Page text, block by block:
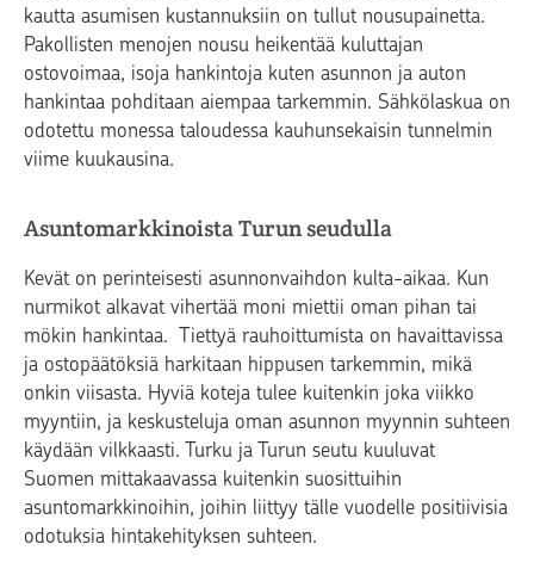
kautta asumisen kustannuksiin on tullut nousupainetta.
Pakollisten menojen nousu heikentää kuluttajan
ostovoimaa, isoja hankintoja kuten asunnon ja auton
hankintaa pohditaan aiempaa tarkemmin. Sähkölaskua on
odotettu monessa taloudessa kauhunsekaisin tunnelmin
viime kuukausina.
Asuntomarkkinoista Turun seudulla
Kevät on perinteisesti asunnonvaihdon kulta-aikaa. Kun
nurmikot alkavat vihertää moni miettii oman pihan tai
mökin hankintaa. Tiettyä rauhoittumista on havaittavissa
ja ostopäätöksiä harkitaan hippusen tarkemmin, mikä
onkin viisasta. Hyviä koteja tulee kuitenkin joka viikko
myyntiin, ja keskusteluja oman asunnon myynnin suhteen
käydään vilkkaasti. Turku ja Turun seutu kuuluvat
Suomen mittakaavassa kuitenkin suosittuihin
asuntomarkkinoihin, joihin liittyy tälle vuodelle positiivisia
odotuksia hintakehityksen suhteen.